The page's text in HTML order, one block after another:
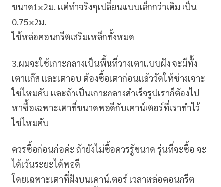
ขนาด1×2ม. แต่ทำจริงๆเปลี่ยนแบบเล็กกว่าเดิม เป็น
0.75×2ม.
ใช้หล่อคอนกรีตเสริมเหล็กทั้งหมด
3.ผมจะใช้เกาะกลางเป็นพื้นที่วางเตาแบบฝัง จะมีทั้ง
เตาแก๊ส และเตาอบ ต้องซื้อเตาก่อนแล้ววัดให้ช่างเจาะ
ใช่ไหมคับ และถ้าเป็นเกาะกลางสำเร็จรูปเราก็ต้องไป
หาซื้อเฉพาะเตาที่ขนาดพอดีกับเคาน์เตอร์ที่เราทำไว้
ใช่ไหมคับ
ควรซื้อก่อนก่อค่ะ ถ้ายังไม่ซื้อควรรู้ขนาด รุ่นที่จะซื้อ จะ
ได้เว้นระยะได้พอดี
โดยเฉพาะเตาที่ฝังบนเคาน์เตอร์ เวลาหล่อคอนกรีต